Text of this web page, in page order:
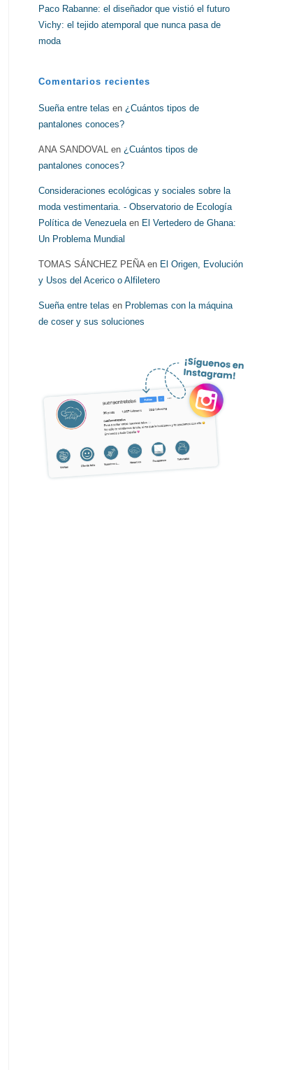
Paco Rabanne: el diseñador que vistió el futuro
Vichy: el tejido atemporal que nunca pasa de
moda
Comentarios recientes
Sueña entre telas en ¿Cuántos tipos de
pantalones conoces?
ANA SANDOVAL en ¿Cuántos tipos de
pantalones conoces?
Consideraciones ecológicas y sociales sobre la
moda vestimentaria. - Observatorio de Ecología
Política de Venezuelaen El Vertedero de Ghana:
Un Problema Mundial
TOMAS SÁNCHEZ PEÑAen El Origen, Evolución
y Usos del Acerico o Alfiletero
Sueña entre telas en Problemas con la máquina
de coser y sus soluciones